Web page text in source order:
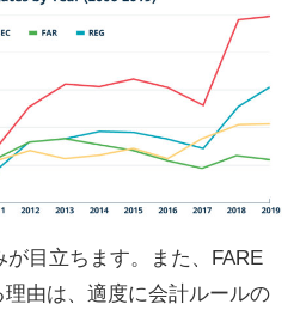
目立ちます。また、FARE
由は、適度に会計ルールの